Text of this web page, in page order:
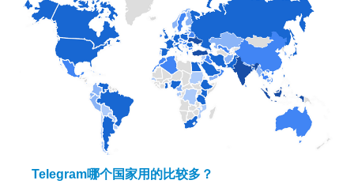
Telegram哪个国家用的比较多？